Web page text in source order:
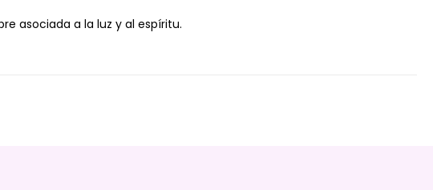
asociada a la luz y al espíritu.